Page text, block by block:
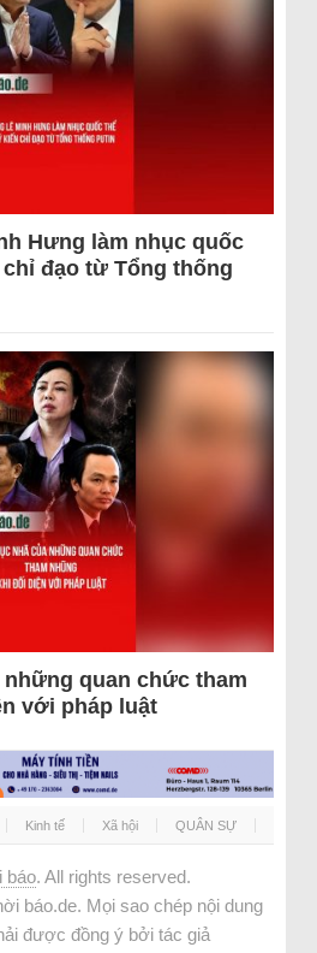
Hưng làm nhục quốc
đạo từ Tổng thống
quan chức tham
với pháp luật
Kinh tế Xã hội QUÂN SỰ
báo. All rights reserved.
báo.de. Mọi sao chép nội dung
được đồng ý bởi tác giả